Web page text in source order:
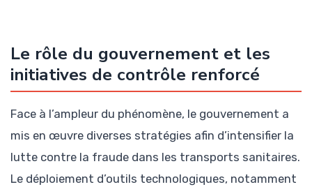
Le rôle du gouvernement et les
initiatives de contrôle renforcé
Face à l’ampleur du phénomène, le gouvernement a
mis en œuvre diverses stratégies afin d’intensifier la
lutte contre la fraude dans les transports sanitaires.
Le déploiement d’outils technologiques, notamment